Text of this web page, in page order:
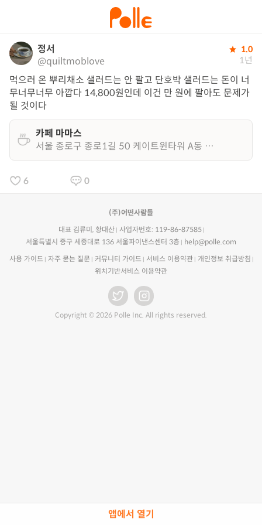
앱에서 열기
정서
@quiltmoblove
1.0
1년
먹으러 온 뿌리채소 샐러드는 안 팔고 단호박 샐러드는 돈이 너
무너무너무 아깝다 14,800원인데 이건 만 원에 팔아도 문제가
될 것이다
카페 마마스
서울 종로구 종로1길 50 케이트윈타워 A동 1층
6 0
(주)어떤사람들
대표 김류미, 황대산
사업자번호: 119-86-87585
서울특별시 중구 세종대로 136 서울파이낸스센터 3층
help@polle.com
사용 가이드 자주 묻는 질문 커뮤니티 가이드 서비스 이용약관
개인정보 취급방침
위치기반서비스 이용약관
Copyright © 2026 Polle Inc. All rights reserved.